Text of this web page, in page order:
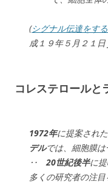
(シグナル伝達をす
成１９年５月２１日
コレステロールと
1972年に提案され
デルでは、細胞膜は
‥20世紀後半に
多くの研究者の注